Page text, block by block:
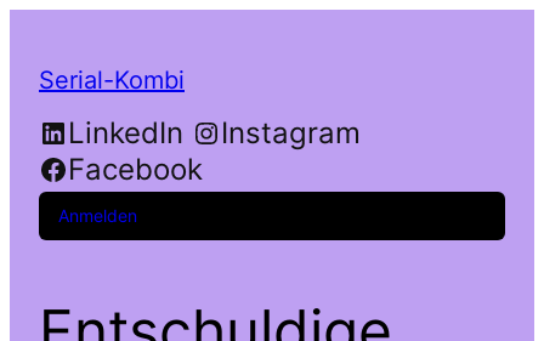
Serial-Kombi
LinkedIn
Instagram
Facebook
Anmelden